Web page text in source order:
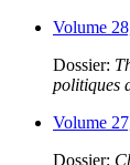
Volume
Dossier:
politiques
Volume
Dossier: